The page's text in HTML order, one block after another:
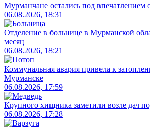
Мурманчане остались под впечатлением
06.08.2026, 18:31
Отделение в больнице в Мурманской
месяц
06.08.2026, 18:21
Коммунальная авария привела к
Мурманске
06.08.2026, 17:59
Крупного хищника заметили возле дач
06.08.2026, 17:28